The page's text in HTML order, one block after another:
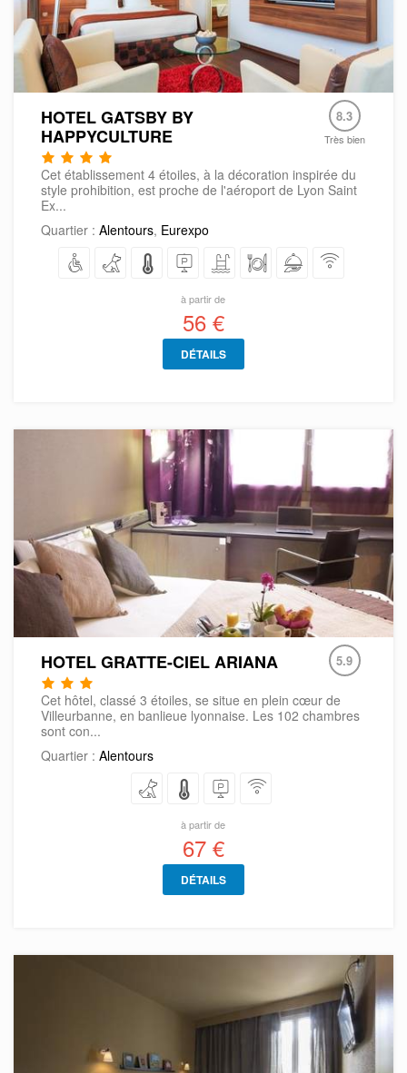
HOTEL GATSBY BY
HAPPYCULTURE
8.3
Très bien
Cet établissement 4 étoiles, à la décoration inspirée du
style prohibition, est proche de l'aéroport de Lyon Saint
Ex...
Quartier : Alentours, Eurexpo
à partir de
56 €
DÉTAILS
HOTEL GRATTE-CIEL ARIANA 5.9
Cet hôtel, classé 3 étoiles, se situe en plein cœur de
Villeurbanne, en banlieue lyonnaise. Les 102 chambres
sont con...
Quartier : Alentours
à partir de
67 €
DÉTAILS